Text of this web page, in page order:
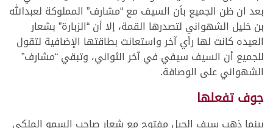
بعد ان ظن الجميع بأن السيف مع “مشارف” المملوكة لعبدالله
بن خليل الشهواني لتصدرها القمة، إلا أن “الزبارة” بشعار
العيده كانت لها رأي آخر واستعانت بطاقتها الإضافية لتقول
للجميع أن السيف سيفي في آخر الثواني، وتبقي “مشارف”
الشهواني على الوصافة.
جوف تفعلها
بينما ذهب سيف الحيل مفتوح مع شعار صاحب السمو الملكي